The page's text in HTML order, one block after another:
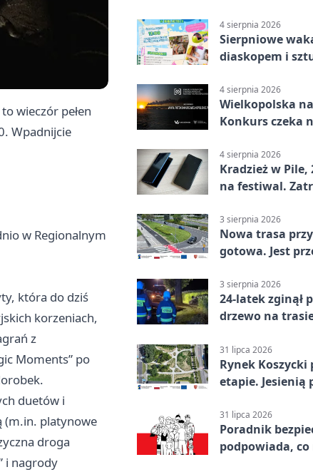
wieczór pełen
Wpadnijcie
w Regionalnym
która do dziś
korzeniach,
z
Moments” po
duetów i
(m.in. platynowe
droga
i nagrody
4 sierpnia 2026
Sierpniowe
diaskopem i
4 sierpnia 2026
Wielkopolska
Konkurs czeka
4 sierpnia 2026
Kradzież w Pile,
na festiwal.
3 sierpnia 2026
Nowa trasa
gotowa. Jest
3 sierpnia 2026
24-latek zginął
drzewo na
31 lipca 2026
Rynek Koszycki
etapie. Jesienią
31 lipca 2026
Poradnik
podpowiada, co